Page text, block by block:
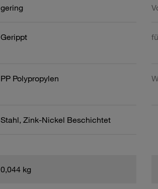
gering
Gerippt
PP Polypropylen
Stahl, Zink-Nickel Beschichtet
0,044 kg